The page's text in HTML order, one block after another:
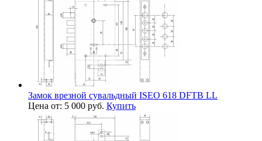
Замок врезной сувальдный ISEO 618 DFTB LL
Цена от: 5 000 руб. Купить